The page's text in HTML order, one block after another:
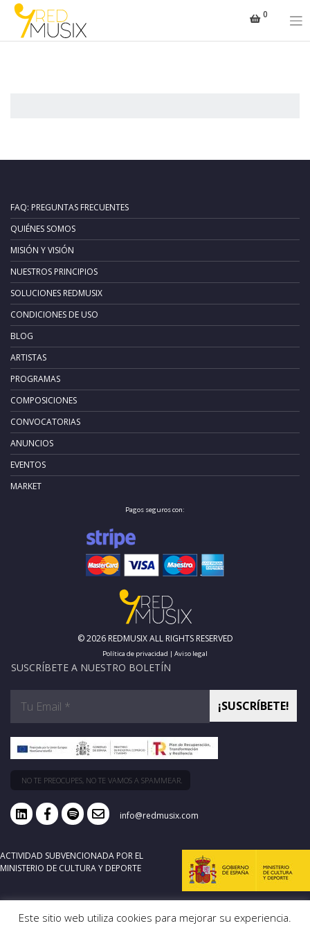
Saltar
contenido
0
FAQ: PREGUNTAS FRECUENTES
QUIÉNES SOMOS
MISIÓN Y VISIÓN
NUESTROS PRINCIPIOS
SOLUCIONES REDMUSIX
CONDICIONES DE USO
BLOG
ARTISTAS
PROGRAMAS
COMPOSICIONES
CONVOCATORIAS
ANUNCIOS
EVENTOS
MARKET
Pagos seguros con:
© 2026 REDMUSIX ALL RIGHTS RESERVED
Política de privacidad | Aviso legal
SUSCRÍBETE A NUESTRO BOLETÍN
NO TE PREOCUPES, NO TE VAMOS A SPAMMEAR.
info@redmusix.com
ACTIVIDAD SUBVENCIONADA POR EL
MINISTERIO DE CULTURA Y DEPORTE
Este sitio web utiliza cookies para mejorar su experiencia.